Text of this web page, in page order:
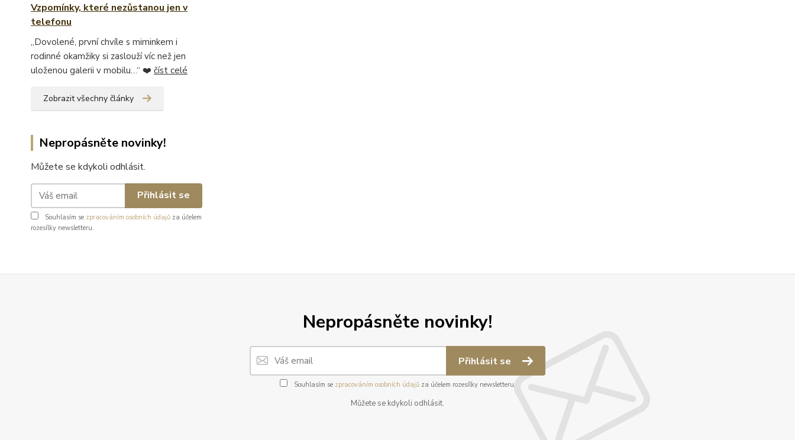
Vzpomínky, které nezůstanou jen v
telefonu
„Dovolené, první chvíle s miminkem i
rodinné okamžiky si zaslouží víc než jen
uloženou galerii v mobilu…“ ❤️ číst celé
Zobrazit všechny články
Nepropásněte novinky!
Můžete se kdykoli odhlásit.
Přihlásit se
Souhlasím se zpracováním osobních údajů za účelem
rozesílky newsletteru.
Nepropásněte novinky!
Přihlásit se
Souhlasím se zpracováním osobních údajůza účelem rozesílky newsletteru.
Můžete se kdykoli odhlásit.